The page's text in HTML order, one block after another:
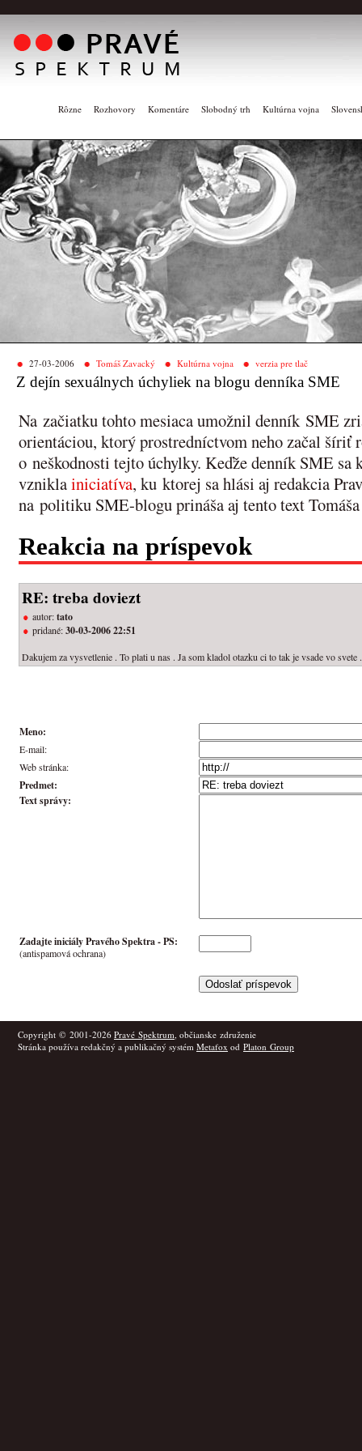
Rôzne Rozhovory Komentáre Slobodný trh Kultúrna vojna
27-03-2006 Tomáš Zavacký Kultúrna vojna verzia pre tlač
Z dejín sexuálnych úchyliek na blogu denníka SME
Na začiatku tohto mesiaca umožnil denník SME
orientáciou, ktorý prostredníctvom neho začal šíriť
o neškodnosti tejto úchylky. Keďže denník SME
vzniklainiciatíva, ku ktorej sa hlási aj redakcia
na politiku SME-blogu prináša aj tento text
Reakcia na príspevok
RE: treba doviezt
autor:tato
pridané:30-03-2006 22:51
Dakujem za vysvetlenie . To plati u nas . Ja som kladol otazku ci to tak je vsade vo
Meno:
E-mail:
Web stránka:
Predmet:
Text správy:
Zadajte iniciály Pravého Spektra -PS:
(antispamová ochrana)
Copyright © 2001-2026 Pravé Spektrum, občianske združenie
Stránka používa redakčný a publikačný systém Metafox od Platon Group